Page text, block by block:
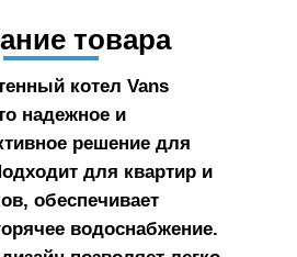
товара
котел Vans
надежное и
решение для
для квартир и
обеспечивает
водоснабжение.